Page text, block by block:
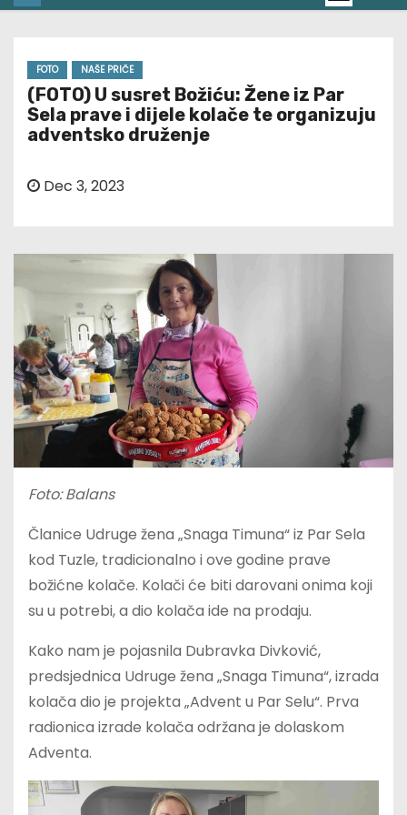
FOTO NAŠE PRIČE
(FOTO) U susret Božiću: Žene iz Par
Sela prave i dijele kolače te organizuju
adventsko druženje
Dec 3, 2023
Foto: Balans
Članice Udruge žena „Snaga Timuna“ iz Par Sela
kod Tuzle, tradicionalno i ove godine prave
božićne kolače. Kolači će biti darovani onima koji
su u potrebi, a dio kolača ide na prodaju.
Kako nam je pojasnila Dubravka Divković,
predsjednica Udruge žena „Snaga Timuna“, izrada
kolača dio je projekta „Advent u Par Selu“. Prva
radionica izrade kolača održana je dolaskom
Adventa.